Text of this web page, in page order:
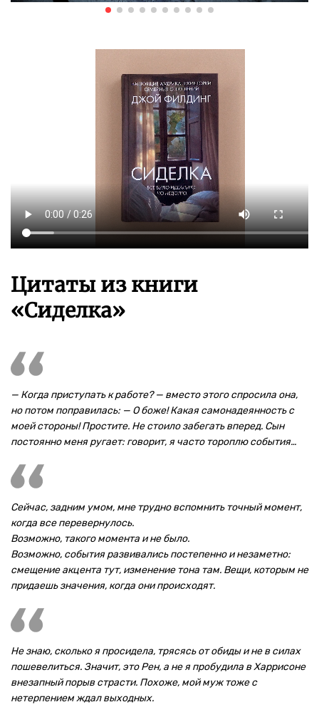
Цитаты из книги
«Сиделка»
— Когда приступать к работе? — вместо этого спросила она,
но потом поправилась: — О боже! Какая самонадеянность с
моей стороны! Простите. Не стоило забегать вперед. Сын
постоянно меня ругает: говорит, я часто тороплю события…
Сейчас, задним умом, мне трудно вспомнить точный момент,
когда все перевернулось.
Возможно, такого момента и не было.
Возможно, события развивались постепенно и незаметно:
смещение акцента тут, изменение тона там. Вещи, которым не
придаешь значения, когда они происходят.
Не знаю, сколько я просидела, трясясь от обиды и не в силах
пошевелиться. Значит, это Рен, а не я пробудила в Харрисоне
внезапный порыв страсти. Похоже, мой муж тоже с
нетерпением ждал выходных.